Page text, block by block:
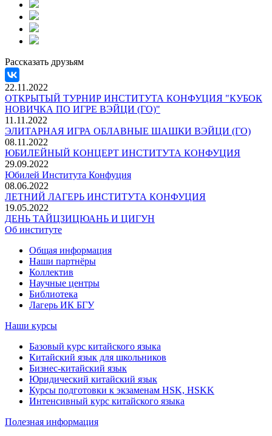
Рассказать друзьям
22.11.2022
ОТКРЫТЫЙ ТУРНИР ИНСТИТУТА КОНФУЦИЯ "КУБОК
НОВИЧКА ПО ИГРЕ ВЭЙЦИ (ГО)"
11.11.2022
ЭЛИТАРНАЯ ИГРА ОБЛАВНЫЕ ШАШКИ ВЭЙЦИ (ГО)
08.11.2022
ЮБИЛЕЙНЫЙ КОНЦЕРТ ИНСТИТУТА КОНФУЦИЯ
29.09.2022
Юбилей Института Конфуция
08.06.2022
ЛЕТНИЙ ЛАГЕРЬ ИНСТИТУТА КОНФУЦИЯ
19.05.2022
ДЕНЬ ТАЙЦЗИЦЮАНЬ И ЦИГУН
Об институте
Общая информация
Наши партнёры
Коллектив
Научные центры
Библиотека
Лагерь ИК БГУ
Наши курсы
Базовый курс китайского языка
Китайский язык для школьников
Бизнес-китайский язык
Юридический китайский язык
Курсы подготовки к экзаменам HSK, HSKK
Интенсивный курс китайского языка
Полезная информация